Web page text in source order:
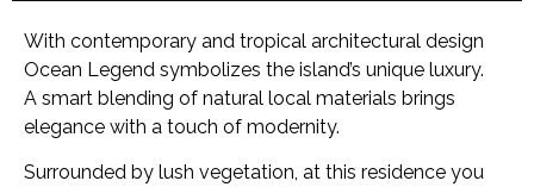
With contemporary and tropical architectural design
Ocean Legend symbolizes the island’s unique luxury.
A smart blending of natural local materials brings
elegance with a touch of modernity.
Surrounded by lush vegetation, at this residence you